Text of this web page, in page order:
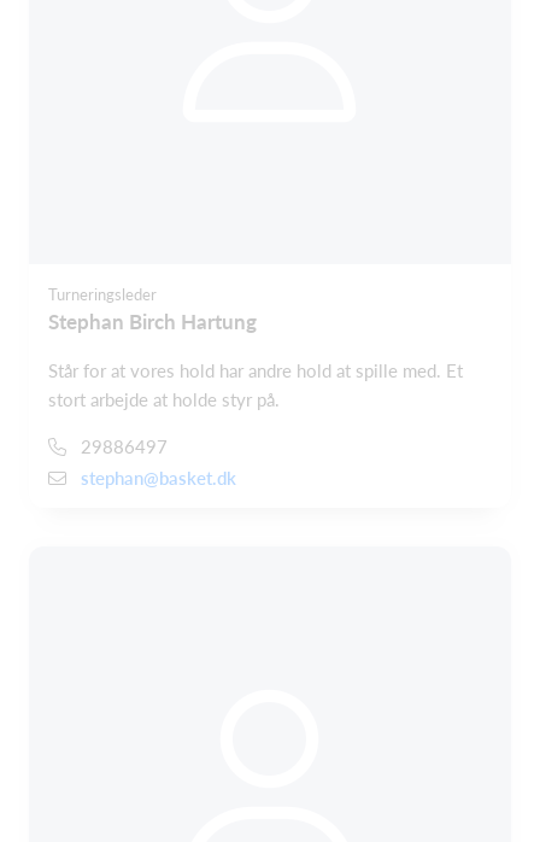
Turneringsleder
Stephan Birch Hartung
Står for at vores hold har andre hold at spille med. Et
stort arbejde at holde styr på.
29886497
stephan@basket.dk